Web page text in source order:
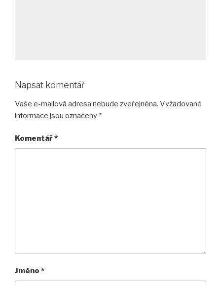
Napsat komentář
Vaše e-mailová adresa nebude zveřejněna. Vyžadované
informace jsou označeny *
Komentář*
Jméno *